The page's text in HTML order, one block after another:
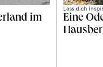
im
Lass dich
Eine